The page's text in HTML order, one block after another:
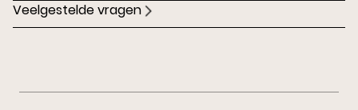
Veelgestelde vragen